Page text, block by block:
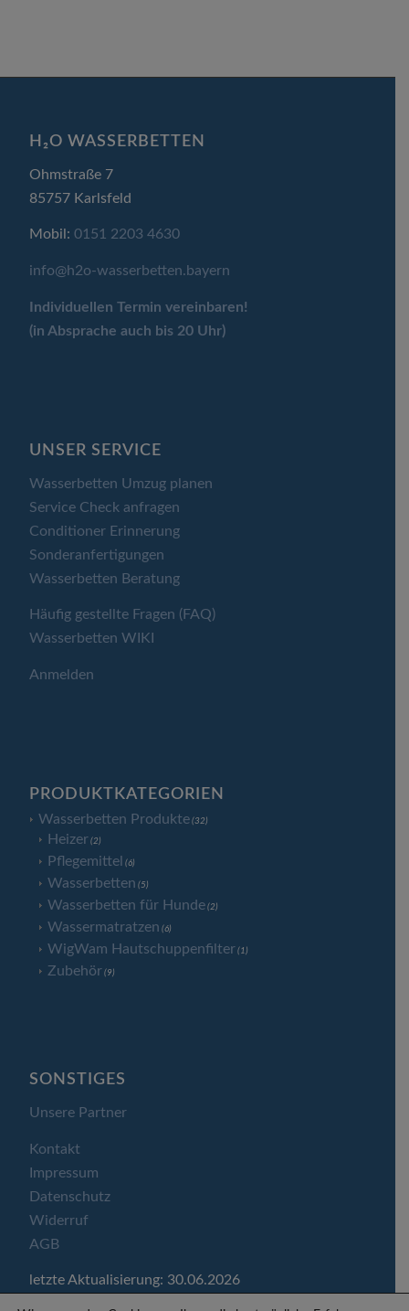
H₂O WASSERBETTEN
Ohmstraße 7
85757 Karlsfeld
Mobil:0151 2203 4630
info@h2o-wasserbetten.bayern
Individuellen Termin vereinbaren!
(in Absprache auch bis 20 Uhr)
UNSER SERVICE
Wasserbetten Umzug planen
Service Check anfragen
Conditioner Erinnerung
Sonderanfertigungen
Wasserbetten Beratung
Häufig gestellte Fragen (FAQ)
Wasserbetten WIKI
Anmelden
PRODUKTKATEGORIEN
Wasserbetten Produkte (32)
Heizer (2)
Pflegemittel (6)
Wasserbetten (5)
Wasserbetten für Hunde (2)
Wassermatratzen (6)
WigWam Hautschuppenfilter (1)
Zubehör (9)
SONSTIGES
Unsere Partner
Kontakt
Impressum
Datenschutz
Widerruf
AGB
letzte Aktualisierung: 30.06.2026